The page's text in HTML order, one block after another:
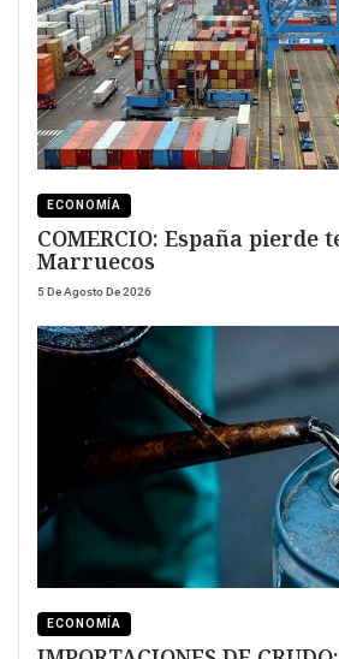
ECONOMÍA
COMERCIO: España
Marruecos
5 De Agosto De 2026
ECONOMÍA